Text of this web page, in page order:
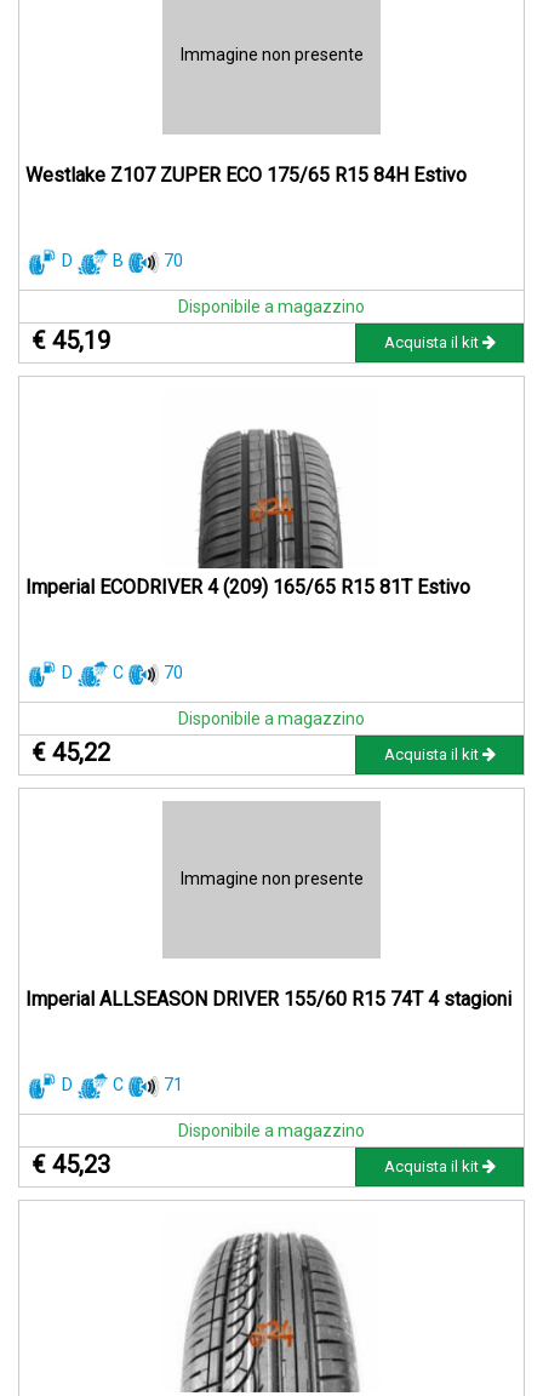
Immagine non presente
Westlake Z107 ZUPER ECO 175/65 R15 84H Estivo
D B 70
Disponibile a magazzino
€ 45,19 Acquista il kit
Imperial ECODRIVER 4 (209) 165/65 R15 81T Estivo
D C 70
Disponibile a magazzino
€ 45,22 Acquista il kit
Immagine non presente
Imperial ALLSEASON DRIVER 155/60 R15 74T 4 stagioni
D C 71
Disponibile a magazzino
€ 45,23 Acquista il kit